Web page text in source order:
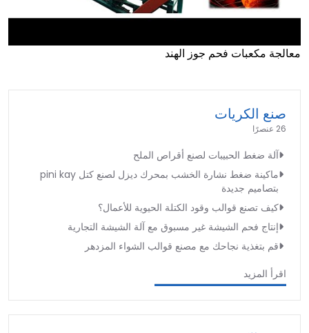
معالجة مكعبات فحم جوز الهند
صنع الكريات
26 عنصرًا
آلة ضغط الحبيبات لصنع أقراص الملح
ماكينة ضغط نشارة الخشب بمحرك ديزل لصنع كتل pini kay
بتصاميم جديدة
كيف تصنع قوالب وقود الكتلة الحيوية للأعمال؟
إنتاج فحم الشيشة غير مسبوق مع آلة الشيشة التجارية
قم بتغذية نجاحك مع مصنع قوالب الشواء المزدهر
اقرأ المزيد